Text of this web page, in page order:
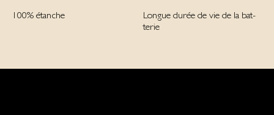
100% étanche
Longue durée de vie de la bat­
te­rie